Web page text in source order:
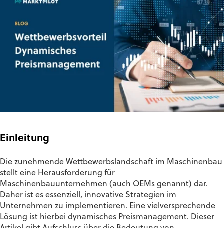
Einleitung
Die zunehmende Wettbewerbslandschaft im Maschinenbau
stellt eine Herausforderung für
Maschinenbauunternehmen (auch OEMs genannt) dar.
Daher ist es essenziell, innovative Strategien im
Unternehmen zu implementieren. Eine vielversprechende
Lösung ist hierbei dynamisches Preismanagement. Dieser